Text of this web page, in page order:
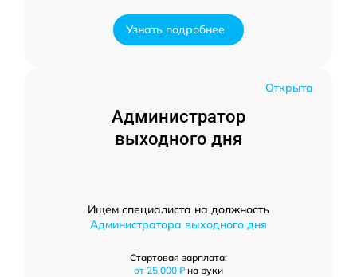
Узнать подробнее
Открыта
Администратор
выходного дня
Ищем специалиста на должность
Администратора выходного дня
Стартовая зарплата:
от 25,000 ₽ на руки